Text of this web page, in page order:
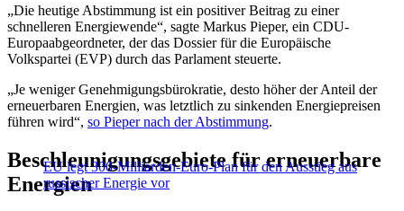
„Die heutige Abstimmung ist ein positiver Beitrag zu einer
schnelleren Energiewende“, sagte Markus Pieper, ein CDU-
Europaabgeordneter, der das Dossier für die Europäische
Volkspartei (EVP) durch das Parlament steuerte.
„Je weniger Genehmigungsbürokratie, desto höher der Anteil der
erneuerbaren Energien, was letztlich zu sinkenden Energiepreisen
führen wird“, so Pieper nach der Abstimmung.
EU legt 300-Milliarden-Euro-Plan für den Ausstieg aus
russischer Energie vor
Beschleunigungsgebiete für erneuerbare
Energien